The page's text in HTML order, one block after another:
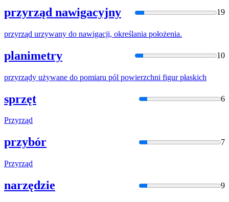
przyrząd nawigacyjny 19
przyrząd urzywany do nawigacji, określania położenia.
planimetry 10
przyrządy używane do pomiaru pól powierzchni figur płaskich
sprzęt 6
Przyrząd
przybór 7
Przyrząd
narzędzie 9